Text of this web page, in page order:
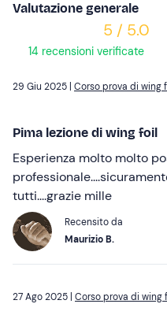
Valutazione generale
5 / 5.0
14 recensioni verificate
29 Giu 2025 | Corso prova di wing
Pima lezione di wing foil
Esperienza molto molto
tutti....grazie mille
Recensito da
Maurizio B.
27 Ago 2025 | Corso prova di wing